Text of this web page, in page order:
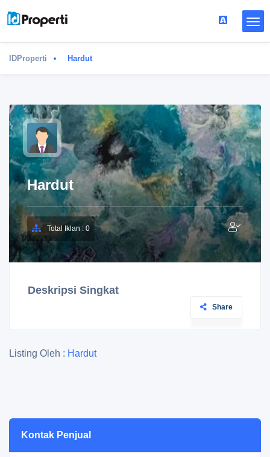
IDProperti Hardut
Hardut
Total Iklan : 0
Deskripsi Singkat
Share
Listing Oleh : Hardut
Kontak Penjual